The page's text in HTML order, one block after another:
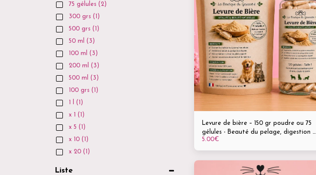
75 gélules(2)
300 grs(1)
500 grs(1)
50 ml (3)
100 ml (3)
200 ml (3)
500 ml (3)
100 grs(1)
(1)
x 1 (1)
x 5 (1)
x 10(1)
x 20(1)
Liste
Levure de bière – 150 gr poudre ou 75
gélules - Beauté du pelage, digestion &
immunité renforcée - Complément
naturel pour animaux
5.00€